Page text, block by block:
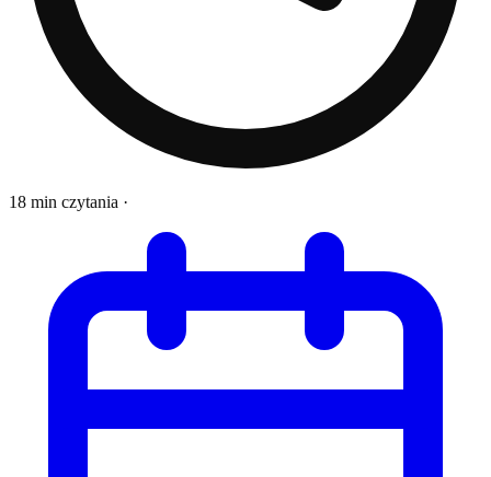
18 min czytania ·